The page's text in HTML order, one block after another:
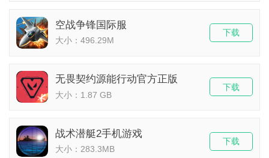
空战争锋国际服
大小：496.29M
下载
无畏契约源能行动官方正版
大小：1.87 GB
下载
战术潜艇2手机游戏
大小：283.3MB
下载